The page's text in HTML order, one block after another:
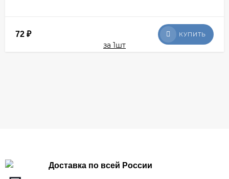
72 ₽ КУПИТЬ
Доставка по всей России